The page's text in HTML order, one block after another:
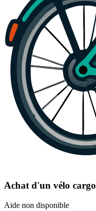
Achat d'un vélo cargo
Aide non disponible